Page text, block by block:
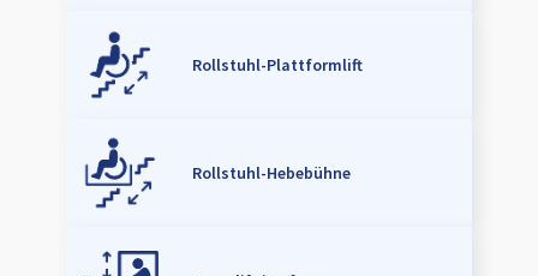
Rollstuhl-Plattformlift
Rollstuhl-Hebebühne